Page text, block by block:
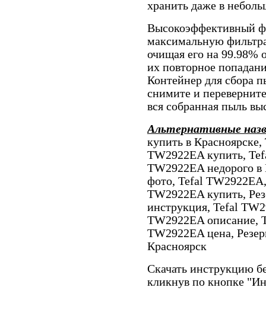
хранить даже в
Высокоэффективный
максимальную
очищая его на 99.98%
их повторное
Контейнер для сбора
снимите и
вся собранная пыль
Альтернативные
купить в
TW2922EA купить,
TW2922EA недорого
фото, Tefal
TW2922EA купить,
инструкция, Tefal
TW2922EA описание,
TW2922EA цена,
Красноярск
Скачать инструкцию
кликнув по кнопке